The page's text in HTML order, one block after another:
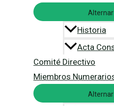
Historia
Acta
Comité Directivo
Miembros